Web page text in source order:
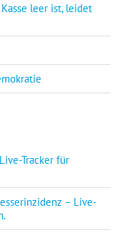
leer ist, leidet
Tracker für
– Live-